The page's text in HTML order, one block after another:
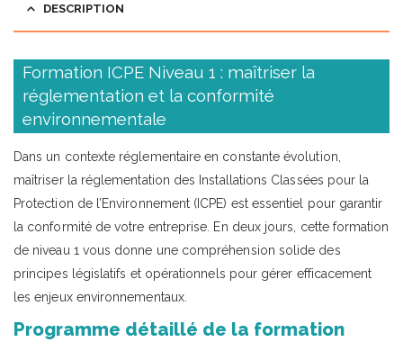
DESCRIPTION
Formation ICPE Niveau 1 : maîtriser la
réglementation et la conformité
environnementale
Dans un contexte réglementaire en constante évolution,
maîtriser la réglementation des Installations Classées pour la
Protection de l’Environnement (ICPE) est essentiel pour garantir
la conformité de votre entreprise. En deux jours, cette formation
de niveau 1 vous donne une compréhension solide des
principes législatifs et opérationnels pour gérer efficacement
les enjeux environnementaux.
Programme détaillé de la formation